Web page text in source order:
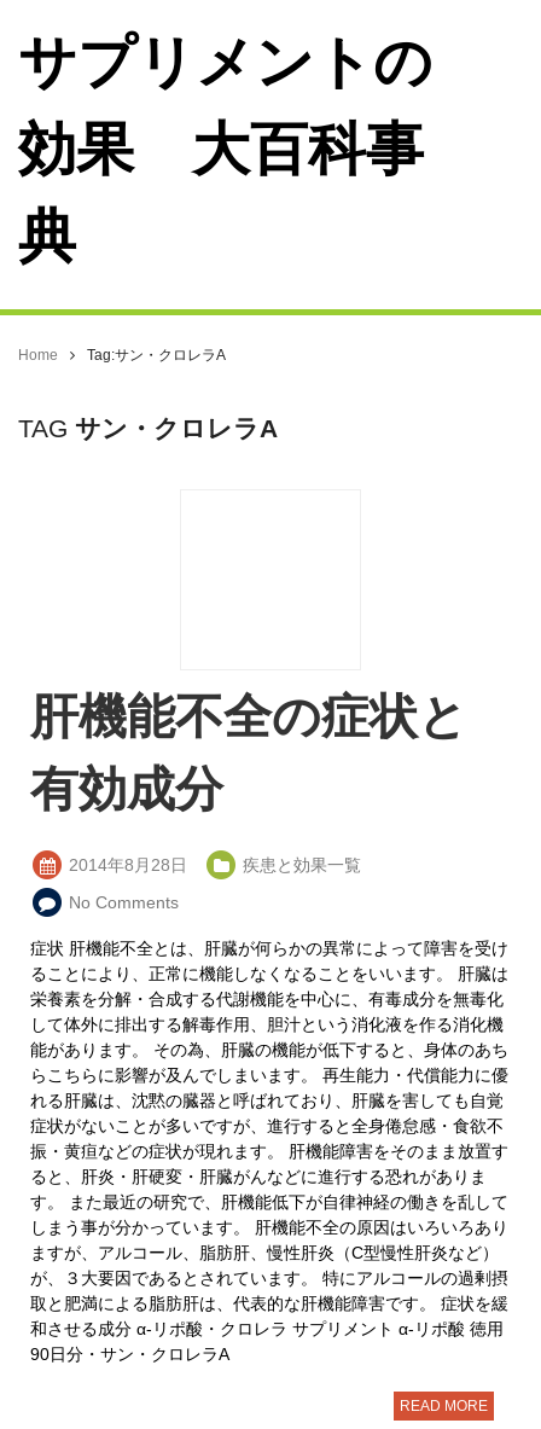
サプリメントの
効果 大百科事
典
Home Tag:サン・クロレラA
TAG サン・クロレラA
肝機能不全の症状と
有効成分
2014年8月28日
疾患と効果一覧
No Comments
症状 肝機能不全とは、肝臓が何らかの異常によって障害を受け
ることにより、正常に機能しなくなることをいいます。 肝臓は
栄養素を分解・合成する代謝機能を中心に、有毒成分を無毒化
して体外に排出する解毒作用、胆汁という消化液を作る消化機
能があります。 その為、肝臓の機能が低下すると、身体のあち
らこちらに影響が及んでしまいます。 再生能力・代償能力に優
れる肝臓は、沈黙の臓器と呼ばれており、肝臓を害しても自覚
症状がないことが多いですが、進行すると全身倦怠感・食欲不
振・黄疸などの症状が現れます。 肝機能障害をそのまま放置す
ると、肝炎・肝硬変・肝臓がんなどに進行する恐れがありま
す。 また最近の研究で、肝機能低下が自律神経の働きを乱して
しまう事が分かっています。 肝機能不全の原因はいろいろあり
ますが、アルコール、脂肪肝、慢性肝炎（C型慢性肝炎など）
が、３大要因であるとされています。 特にアルコールの過剰摂
取と肥満による脂肪肝は、代表的な肝機能障害です。 症状を緩
和させる成分 α-リポ酸・クロレラ サプリメント α-リポ酸 徳用
90日分・サン・クロレラA
READ MORE